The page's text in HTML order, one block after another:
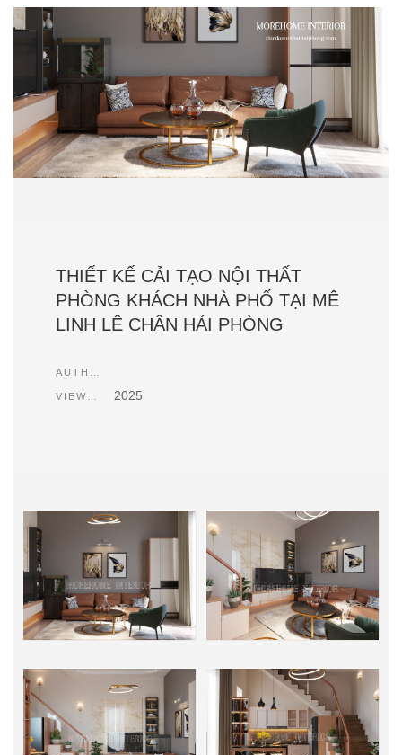
THIẾT KẾ CẢI TẠO NỘI THẤT
PHÒNG KHÁCH NHÀ PHỐ TẠI MÊ
LINH LÊ CHÂN HẢI PHÒNG
2025